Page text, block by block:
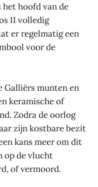
het hoofd van de
II volledig
er regelmatig een
voor de
Galliërs munten en
keramische of
Zodra de oorlog
zijn kostbare bezit
kans meer om dit
op de vlucht
of vermoord.